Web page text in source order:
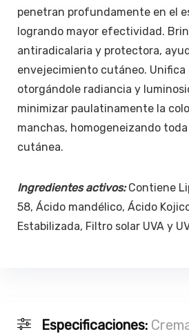
penetran profundamente en el
logrando mayor efectividad.
antiradicalaria y protectora,
envejecimiento cutáneo. Unifica
otorgándole radiancia y
minimizar paulatinamente la
manchas, homogeneizando
cutánea.
Ingredientes activos:Contiene
58, Ácido mandélico, Ácido
Estabilizada, Filtro solar UVA y
Especificaciones: